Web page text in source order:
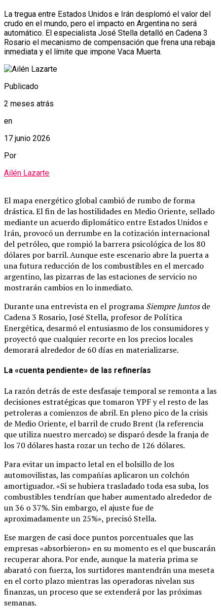
La tregua entre Estados Unidos e Irán desplomó el valor del
crudo en el mundo, pero el impacto en Argentina no será
automático. El especialista José Stella detalló en Cadena 3
Rosario el mecanismo de compensación que frena una rebaja
inmediata y el límite que impone Vaca Muerta.
Publicado
2 meses atrás
en
17 junio 2026
Por
Ailén Lazarte
El mapa energético global cambió de rumbo de forma
drástica. El fin de las hostilidades en Medio Oriente, sellado
mediante un acuerdo diplomático entre Estados Unidos e
Irán, provocó un derrumbe en la cotización internacional
del petróleo, que rompió la barrera psicológica de los 80
dólares por barril. Aunque este escenario abre la puerta a
una futura reducción de los combustibles en el mercado
argentino, las pizarras de las estaciones de servicio no
mostrarán cambios en lo inmediato.
Durante una entrevista en el programa Siempre Juntosde
Cadena 3 Rosario, José Stella, profesor de Política
Energética, desarmó el entusiasmo de los consumidores y
proyectó que cualquier recorte en los precios locales
demorará alrededor de 60 días en materializarse.
La «cuenta pendiente» de las refinerías
La razón detrás de este desfasaje temporal se remonta a las
decisiones estratégicas que tomaron YPF y el resto de las
petroleras a comienzos de abril. En pleno pico de la crisis
de Medio Oriente, el barril de crudo Brent (la referencia
que utiliza nuestro mercado) se disparó desde la franja de
los 70 dólares hasta rozar un techo de 126 dólares.
Para evitar un impacto letal en el bolsillo de los
automovilistas, las compañías aplicaron un colchón
amortiguador. «Si se hubiera trasladado toda esa suba, los
combustibles tendrían que haber aumentado alrededor de
un 36 o 37%. Sin embargo, el ajuste fue de
aproximadamente un 25%», precisó Stella.
Ese margen de casi doce puntos porcentuales que las
empresas «absorbieron» en su momento es el que buscarán
recuperar ahora. Por ende, aunque la materia prima se
abarató con fuerza, los surtidores mantendrán una meseta
en el corto plazo mientras las operadoras nivelan sus
finanzas, un proceso que se extenderá por las próximas
semanas.